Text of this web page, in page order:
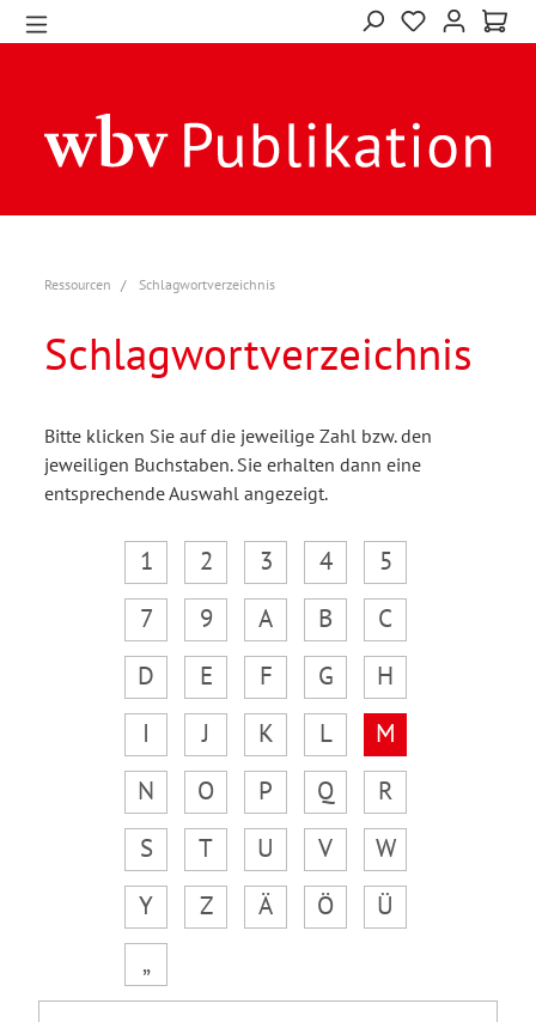
Ressourcen Schlagwortverzeichnis
Schlagwortverzeichnis
Bitte klicken Sie auf die jeweilige Zahl bzw. den
jeweiligen Buchstaben. Sie erhalten dann eine
entsprechende Auswahl angezeigt.
1 2 3 4
5
7
9 A B
C
D
E F G
H
I
J K L
M
N
O P Q
R
S
T U V
W
Y
Z Ä Ö
Ü
„